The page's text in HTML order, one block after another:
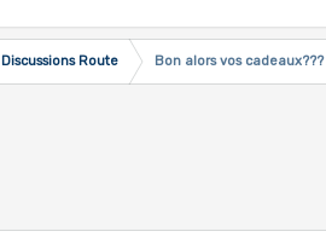
Discussions Route Bon alors vos cadeaux???